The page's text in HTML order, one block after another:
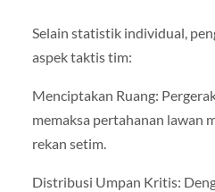
Selain statistik individual,
aspek taktis tim:
Menciptakan Ruang:
memaksa pertahanan lawan
rekan setim.
Distribusi Umpan Kritis: